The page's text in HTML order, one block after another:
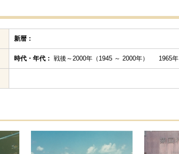
新暦：
時代・年代： 戦後～2000年（1945 ～ 2000年） 1965年